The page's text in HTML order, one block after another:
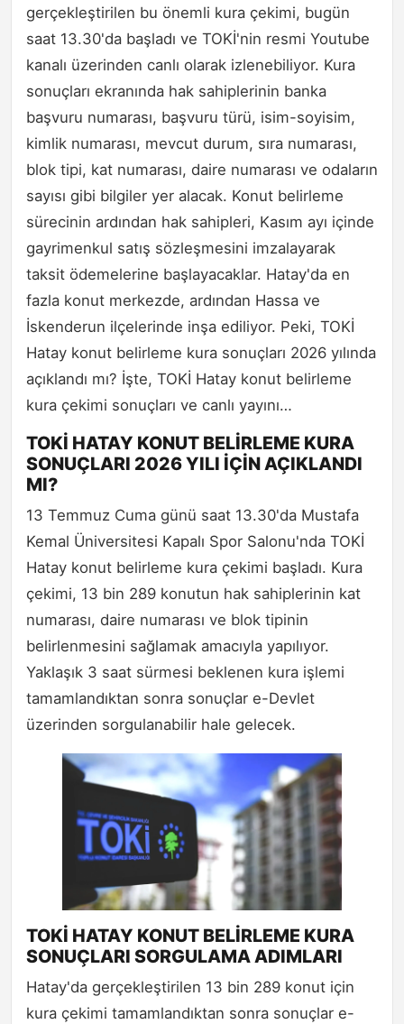
gerçekleştirilen bu önemli kura çekimi, bugün
saat 13.30'da başladı ve TOKİ'nin resmi Youtube
kanalı üzerinden canlı olarak izlenebiliyor. Kura
sonuçları ekranında hak sahiplerinin banka
başvuru numarası, başvuru türü, isim-soyisim,
kimlik numarası, mevcut durum, sıra numarası,
blok tipi, kat numarası, daire numarası ve odaların
sayısı gibi bilgiler yer alacak. Konut belirleme
sürecinin ardından hak sahipleri, Kasım ayı içinde
gayrimenkul satış sözleşmesini imzalayarak
taksit ödemelerine başlayacaklar. Hatay'da en
fazla konut merkezde, ardından Hassa ve
İskenderun ilçelerinde inşa ediliyor. Peki, TOKİ
Hatay konut belirleme kura sonuçları 2026 yılında
açıklandı mı? İşte, TOKİ Hatay konut belirleme
kura çekimi sonuçları ve canlı yayını…
TOKİ HATAY KONUT BELİRLEME KURA
SONUÇLARI 2026 YILI İÇİN AÇIKLANDI
MI?
13 Temmuz Cuma günü saat 13.30'da Mustafa
Kemal Üniversitesi Kapalı Spor Salonu'nda TOKİ
Hatay konut belirleme kura çekimi başladı. Kura
çekimi, 13 bin 289 konutun hak sahiplerinin kat
numarası, daire numarası ve blok tipinin
belirlenmesini sağlamak amacıyla yapılıyor.
Yaklaşık 3 saat sürmesi beklenen kura işlemi
tamamlandıktan sonra sonuçlar e-Devlet
üzerinden sorgulanabilir hale gelecek.
TOKİ HATAY KONUT BELİRLEME KURA
SONUÇLARI SORGULAMA ADIMLARI
Hatay'da gerçekleştirilen 13 bin 289 konut için
kura çekimi tamamlandıktan sonra sonuçlar e-